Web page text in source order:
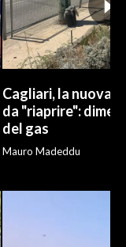
Cagliari, la nuova
da "riaprire":
del gas
Mauro Madeddu